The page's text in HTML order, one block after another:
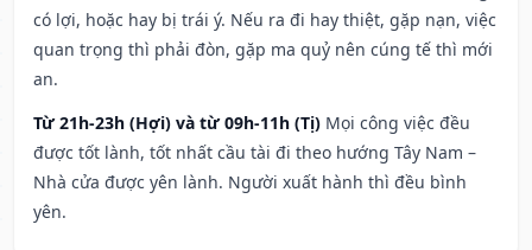
có lợi, hoặc hay bị trái ý. Nếu ra đi hay thiệt, gặp nạn, việc
quan trọng thì phải đòn, gặp ma quỷ nên cúng tế thì mới
an.
Từ 21h-23h (Hợi) và từ 09h-11h (Tị) Mọi công việc đều
được tốt lành, tốt nhất cầu tài đi theo hướng Tây Nam –
Nhà cửa được yên lành. Người xuất hành thì đều bình
yên.